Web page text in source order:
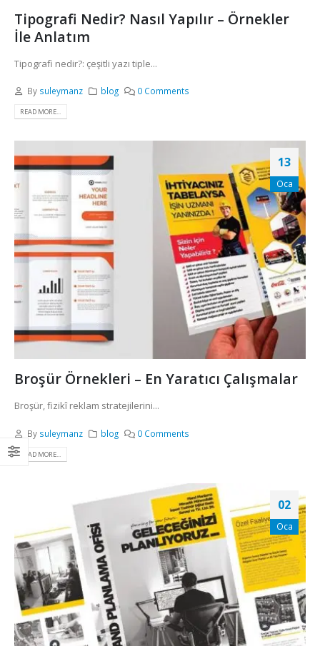
Tipografi Nedir? Nasıl Yapılır – Örnekler
İle Anlatım
Tipografi nedir?: çeşitli yazı tiple...
By suleymanz blog 0 Comments
READ MORE...
13
Oca
Broşür Örnekleri – En Yaratıcı Çalışmalar
Broşür, fizikî reklam stratejilerini...
By suleymanz blog 0 Comments
READ MORE...
02
Oca